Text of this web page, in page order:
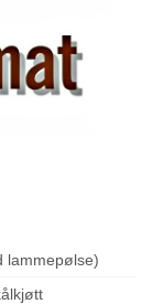
lammepølse)